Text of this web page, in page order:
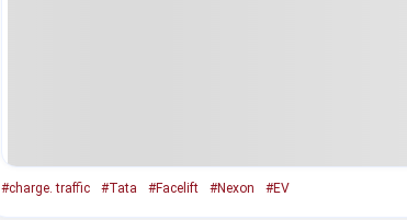
#charge. traffic #Tata #Facelift #Nexon #EV